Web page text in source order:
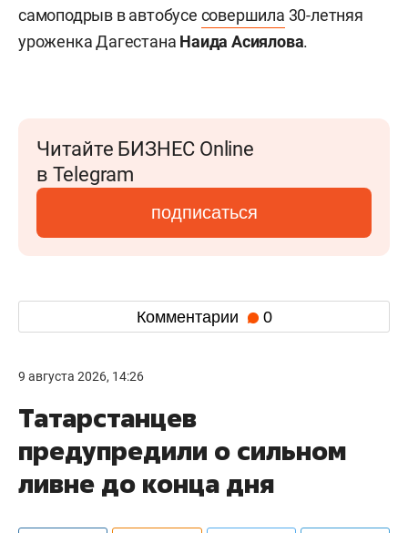
самоподрыв в автобусе совершила 30-летняя
уроженка Дагестана Наида Асиялова.
Читайте БИЗНЕС Online
в Telegram
подписаться
Комментарии 0
9 августа 2026, 14:26
Татарстанцев
предупредили о сильном
ливне до конца дня